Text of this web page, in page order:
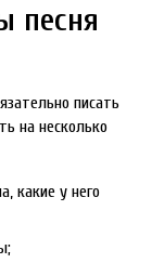
песня
писать
на несколько
какие у него